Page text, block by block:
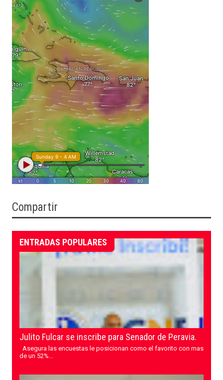
Compartir
ENTRADAS POPULARES
Julito Fulcar se inscribe para Senador de Peravia.
Asegura las encuestas le posicionan como el favorito con mas
de un 52%...